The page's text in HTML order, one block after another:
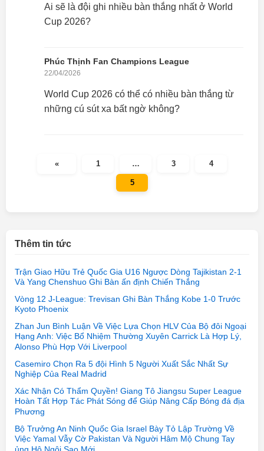
Ai sẽ là đội ghi nhiều bàn thắng nhất ở World
Cup 2026?
Phúc Thịnh Fan Champions League
22/04/2026
World Cup 2026 có thể có nhiều bàn thắng từ
những cú sút xa bất ngờ không?
« 1 … 3 4
5
Thêm tin tức
Trận Giao Hữu Trẻ Quốc Gia U16 Ngược Dòng Tajikistan 2-1
Và Yang Chenshuo Ghi Bàn ấn định Chiến Thắng
Vòng 12 J-League: Trevisan Ghi Bàn Thắng Kobe 1-0 Trước
Kyoto Phoenix
Zhan Jun Bình Luận Về Việc Lựa Chọn HLV Của Bộ đôi Ngoại
Hạng Anh: Việc Bổ Nhiệm Thường Xuyên Carrick Là Hợp Lý,
Alonso Phù Hợp Với Liverpool
Casemiro Chọn Ra 5 đội Hình 5 Người Xuất Sắc Nhất Sự
Nghiệp Của Real Madrid
Xác Nhận Có Thẩm Quyền! Giang Tô Jiangsu Super League
Hoàn Tất Hợp Tác Phát Sóng để Giúp Nâng Cấp Bóng đá địa
Phương
Bộ Trưởng An Ninh Quốc Gia Israel Bày Tỏ Lập Trường Về
Việc Yamal Vẫy Cờ Pakistan Và Người Hâm Mộ Chung Tay